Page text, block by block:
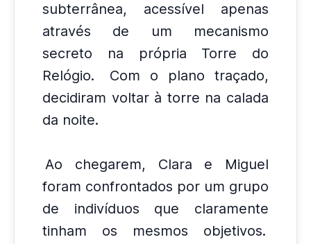
subterrânea, acessível apenas
através de um mecanismo
secreto na própria Torre do
Relógio.
Com o plano traçado,
decidiram voltar à torre na calada
da noite.
Ao chegarem, Clara e Miguel
foram confrontados por um grupo
de indivíduos que claramente
tinham os mesmos objetivos.